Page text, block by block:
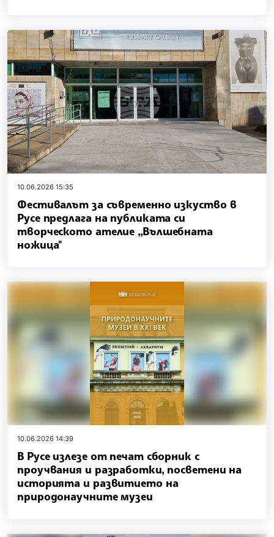
10.06.2026 15:35
Фестивалът за съвременно изкуство в
Русе предлага на публиката си
творческото ателие „Вълшебната
ножица"
10.06.2026 14:39
В Русе излезе от печат сборник с
проучвания и разработки, посветени на
историята и развитието на
природонаучните музеи